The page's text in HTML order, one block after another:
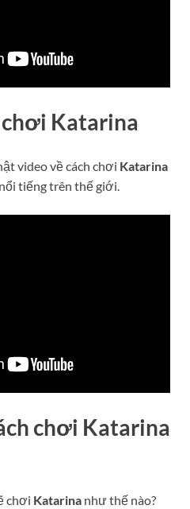
Katarina
video về cách chơi Katarina
tiếng trên thế giới.
chơi Katarina
chơi Katarina như thế nào?